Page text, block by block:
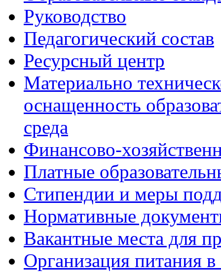
Руководство
Педагогический состав
Ресурсный центр
Материально
оснащенность
среда
Финансово-
Платные
Стипендии и меры
Нормативные
Вакантные места для
Организация питания в